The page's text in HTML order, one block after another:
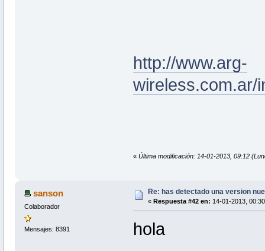
http://www.arg-
wireless.com.ar/
« Última modificación: 14-01-2013, 09:12
sanson
Colaborador
Mensajes: 8391
Re: has detectado una version
« Respuesta #42 en: 14-01-2013,
hola